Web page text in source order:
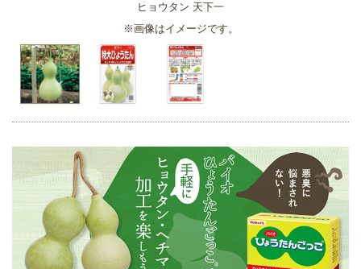
ヒョウタン 天下一
※画像はイメージです。